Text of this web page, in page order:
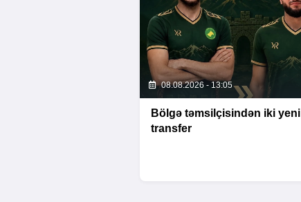
08.08.2026 - 13:05
Bölgə təmsilçisindən iki yeni
transfer